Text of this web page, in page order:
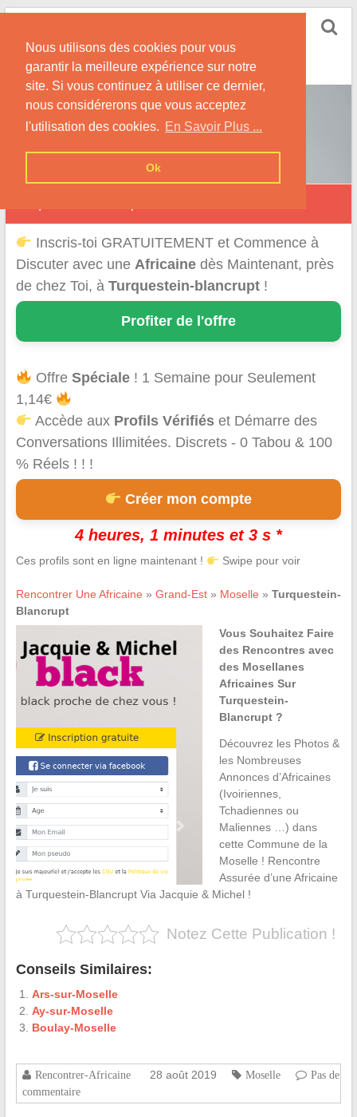
Nous utilisons des cookies pour vous
garantir la meilleure expérience sur notre
site. Si vous continuez à utiliser ce dernier,
nous considérerons que vous acceptez
l'utilisation des cookies. En Savoir Plus ...
Ok
Skip
content
Conseils et Infos pour la Rencontre d'une Belle
Africaine !
Inscris-toi GRATUITEMENT et Commence à
Discuter avec une Africainedès Maintenant, près
de chez Toi, à Turquestein-blancrupt!
Profiter de l'offre
OffreSpéciale ! 1 Semaine pour Seulement
1,14€
Accède aux Profils Vérifiés et Démarre des
Conversations Illimitées. Discrets - 0 Tabou & 100
% Réels ! ! !
Créer mon compte
4 heures, 1 minutes et 3 s *
Ces profils sont en ligne maintenant ! Swipe pour voir
Rencontrer Une Africaine » Grand-Est» Moselle » Turquestein-
Blancrupt
Vous Souhaitez Faire
des Rencontres avec
des Mosellanes
Africaines Sur
Turquestein-
Blancrupt ?
Découvrez les Photos &
les Nombreuses
Annonces d’Africaines
(Ivoiriennes,
Tchadiennes ou
Maliennes …) dans
cette Commune de la
Moselle ! Rencontre
Assurée d’une Africaine
à Turquestein-Blancrupt Via Jacquie & Michel !
Notez Cette Publication !
Conseils Similaires:
Ars-sur-Moselle
Ay-sur-Moselle
Boulay-Moselle
Rencontrer-Africaine 28 août 2019 Moselle
Pas de
commentaire